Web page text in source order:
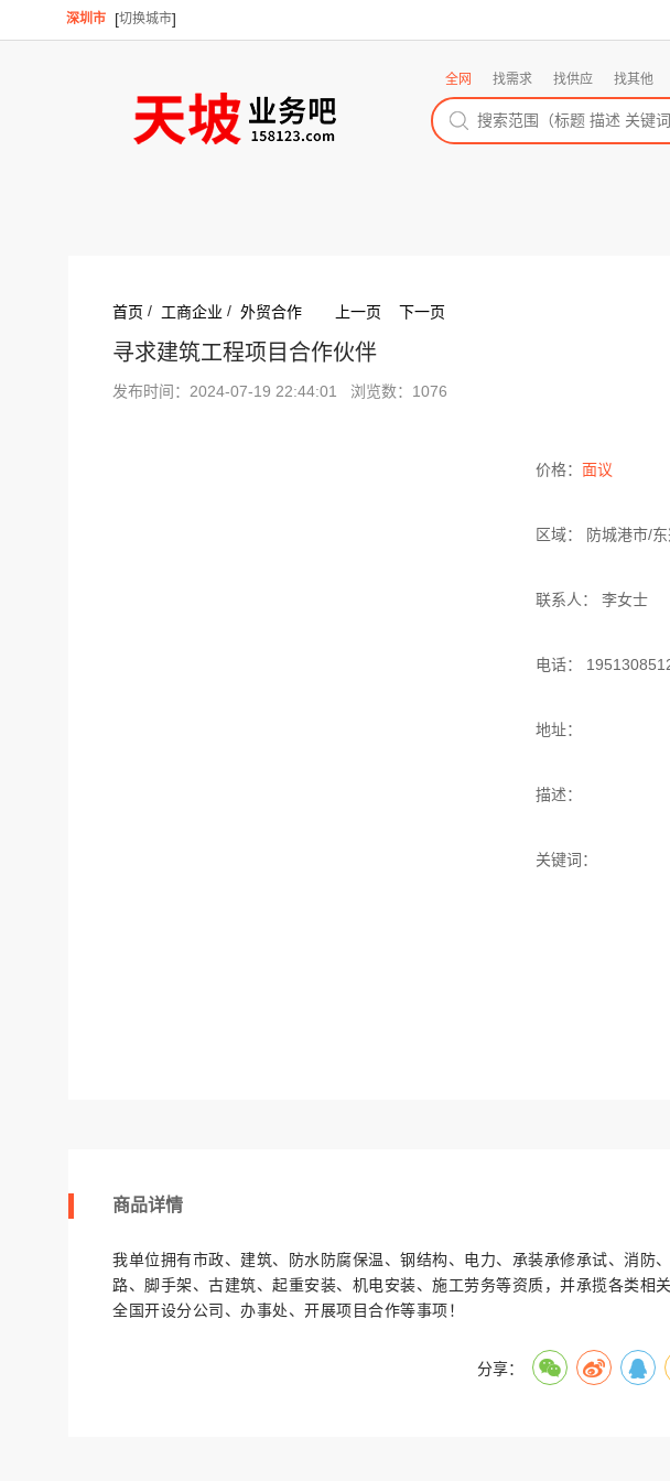
深圳市 [切换城市]
全网 找需求 找供应 找其他
首页 / 工商企业 / 外贸合作 上一页 下一页
寻求建筑工程项目合作伙伴
发布时间：2024-07-19 22:44:01 浏览数：1076
价格： 面议
区域： 防城港市/
联系人： 李女士
电话：
地址：
描述：
关键词：
商品详情
我单位拥有市政、建筑、防水防腐保温、钢结构、电力、承装承修承试、消防
路、脚手架、古建筑、起重安装、机电安装、施工劳务等资质，并承揽各类相
全国开设分公司、办事处、开展项目合作等事项！
分享：